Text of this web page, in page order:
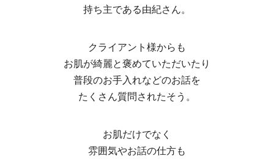
持ち主である由紀さん。
クライアント様からも
お肌が綺麗と褒めていただいたり
普段のお手入れなどのお話を
たくさん質問されたそう。
お肌だけでなく
雰囲気やお話の仕方も